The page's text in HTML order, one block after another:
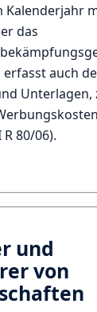
das
auch
Unterlagen,
80/06).
und
von